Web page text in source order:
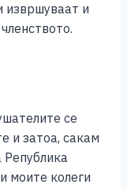
извршуваат и
се
и затоа, сакам
моите колеги